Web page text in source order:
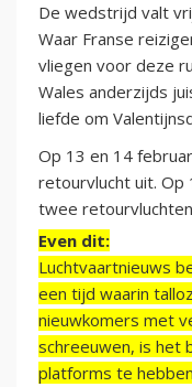
De wedstrijd valt
Waar Franse
vliegen voor deze
Wales anderzijds
liefde om
Op 13 en 14
retourvlucht uit. Op
twee
Even dit:
Luchtvaartnieuws
een tijd waarin
nieuwkomers met
schreeuwen, is het
platforms te